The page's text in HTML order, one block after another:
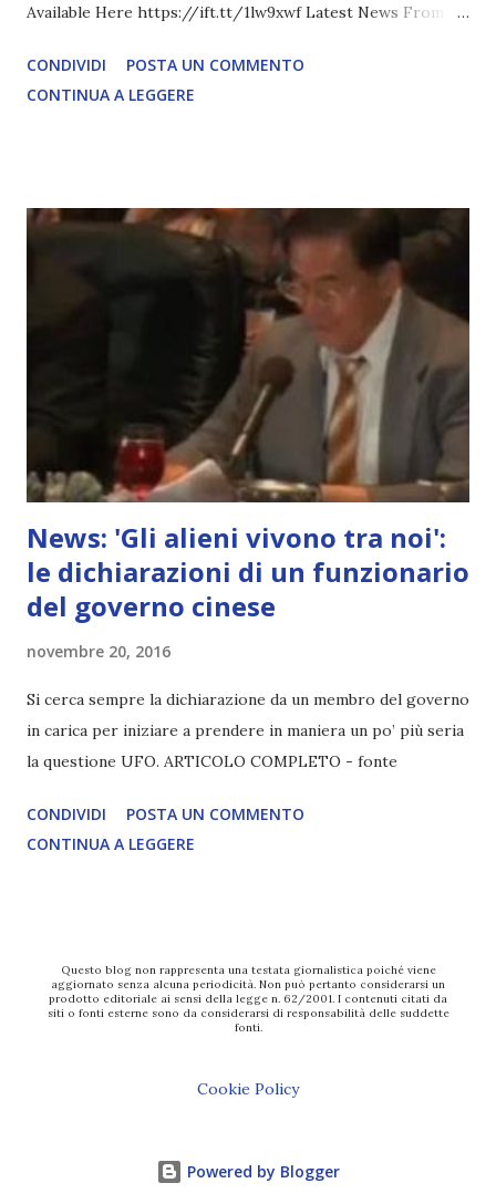
Available Here https://ift.tt/1lw9xwf Latest News From
COMPLETO - fonte
CONDIVIDI
POSTA UN COMMENTO
CONTINUA A LEGGERE
News: 'Gli alieni vivono tra noi':
le dichiarazioni di un funzionario
del governo cinese
novembre 20, 2016
Si cerca sempre la dichiarazione da un membro del governo
in carica per iniziare a prendere in maniera un po’ più seria
la questione UFO. ARTICOLO COMPLETO - fonte
CONDIVIDI
POSTA UN COMMENTO
CONTINUA A LEGGERE
Questo blog non rappresenta una testata giornalistica poiché viene
aggiornato senza alcuna periodicità. Non può pertanto considerarsi un
prodotto editoriale ai sensi della legge n. 62/2001. I contenuti citati da
siti o fonti esterne sono da considerarsi di responsabilità delle suddette
fonti.
Cookie Policy
Powered by Blogger